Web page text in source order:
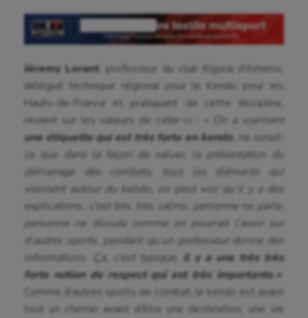
Jéremy Lorant , professeur du club Kiguraï d’Amiens,
délégué technique régional pour le Kendo pour les
Hauts-de-France et pratiquant de cette discipline,
revient sur les valeurs de celle-ci :
« On a vraiment
une étiquette qui est très forte en kendo, ne serait-
ce que dans la façon de saluer, la présentation du
démarrage des combats, tous les éléments qui
viennent autour du kendo, on peut voir qu’il y a des
explications, c’est très très calme, personne ne parle,
personne ne discute comme on pourrait l’avoir sur
d’autres sports, pendant qu’un professeur donne des
informations. Ça, c’est typique, il y a une très très
forte notion de respect qui est très importante. «
Comme d’autres sports de combat, le kendo est avant
tout un chemin avant d’être une destination, une vie